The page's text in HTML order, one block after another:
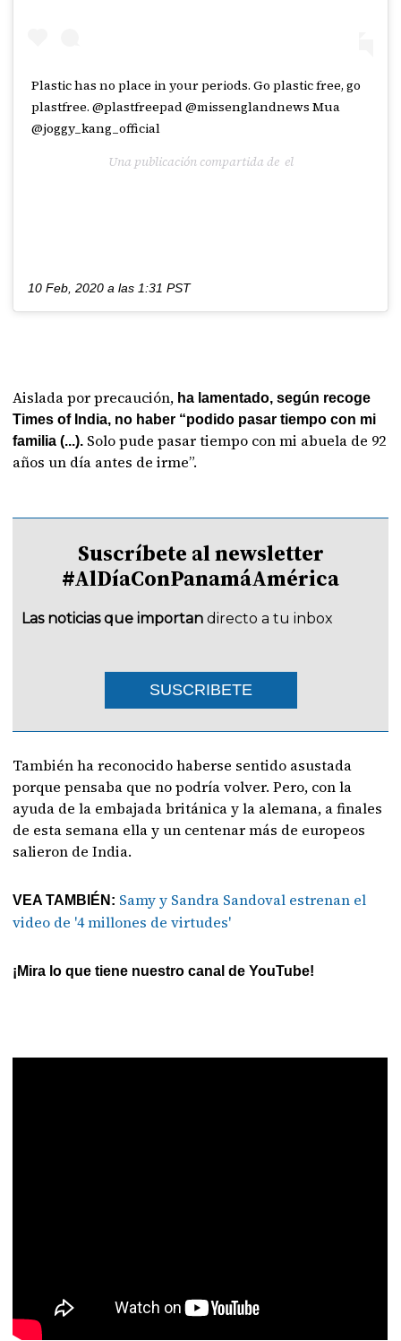
Plastic has no place in your periods. Go plastic free, go
plastfree. @plastfreepad @missenglandnews Mua
@joggy_kang_official
Una publicación compartida de el
10 Feb, 2020 a las 1:31 PST
Aislada por precaución, ha lamentado, según recoge
Times of India, no haber “podido pasar tiempo con mi
familia (...). Solo pude pasar tiempo con mi abuela de 92
años un día antes de irme”.
Suscríbete al newsletter
#AlDíaConPanamáAmérica
Las noticias que importan directo a tu inbox
SUSCRIBETE
También ha reconocido haberse sentido asustada
porque pensaba que no podría volver. Pero, con la
ayuda de la embajada británica y la alemana, a finales
de esta semana ella y un centenar más de europeos
salieron de India.
VEA TAMBIÉN: Samy y Sandra Sandoval estrenan el
video de '4 millones de virtudes'
¡Mira lo que tiene nuestro canal de YouTube!